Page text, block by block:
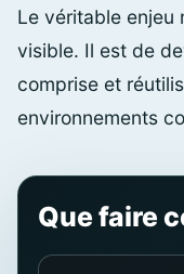
Le véritable enjeu
visible. Il est de
comprise et
environnements
Que faire